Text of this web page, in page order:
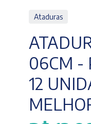
Ataduras
06CM -
12